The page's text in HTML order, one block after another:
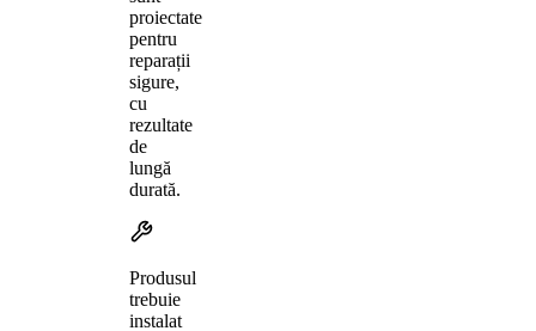
proiectate
pentru
reparații
sigure,
cu
rezultate
de
lungă
durată.
Produsul
trebuie
instalat